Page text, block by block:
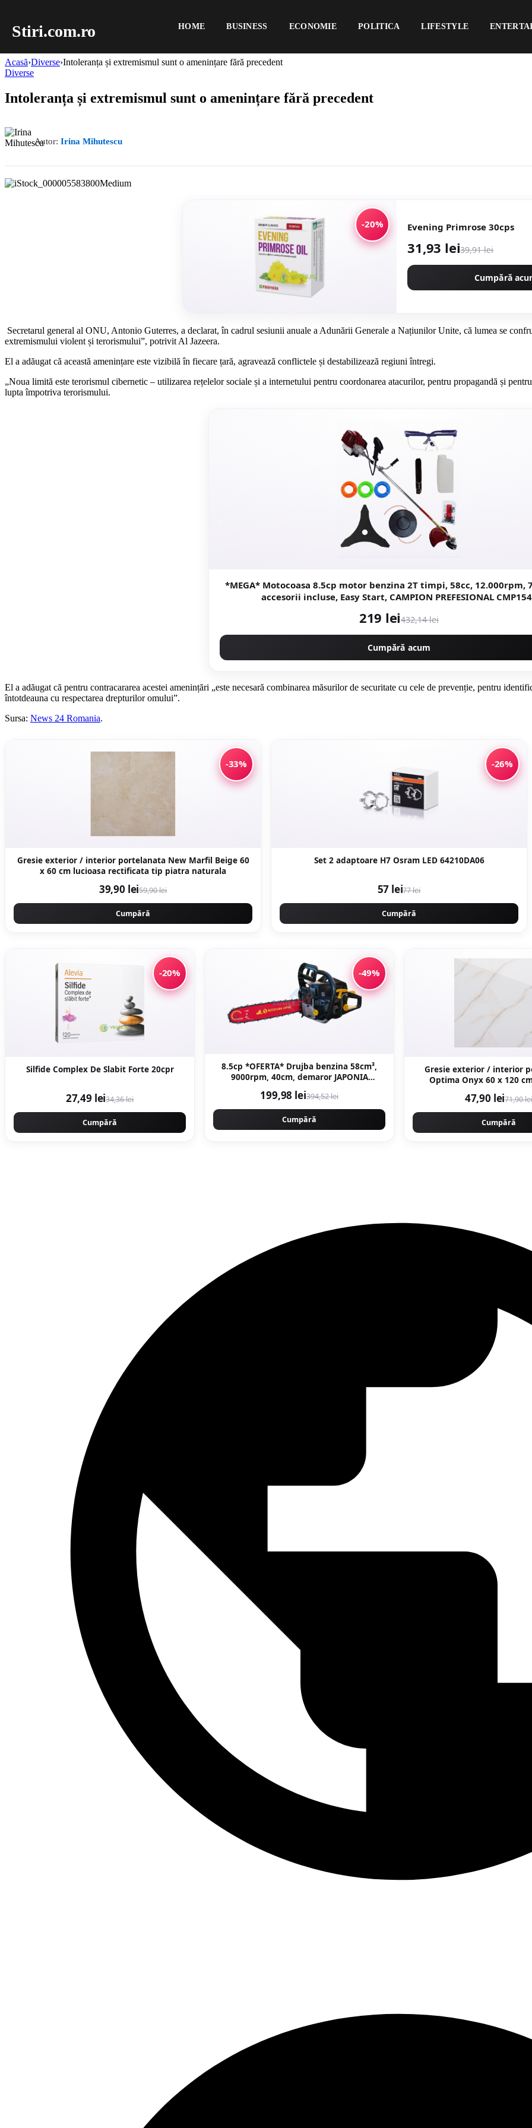
Stiri.com.ro HOME BUSINESS ECONOMIE POLITICA LIFESTYLE
Acasă›Diverse›Intoleranța și extremismul sunt o amenințare fără precedent
Diverse
Intoleranța și extremismul sunt o amenințare fără precedent
Autor: Irina Mihutescu
-20% Evening Primrose 30cps
31,93 lei39,91 lei
Cumpără
Secretarul general al ONU, Antonio Guterres, a declarat, în cadrul sesiunii anuale a Adunării Generale a Națiunilor Unite, că lumea se
extremismului violent și terorismului”, potrivit Al Jazeera.
El a adăugat că această amenințare este vizibilă în fiecare țară, agravează conflictele și destabilizează regiuni întregi.
„Noua limită este terorismul cibernetic – utilizarea rețelelor sociale și a internetului pentru coordonarea atacurilor, pentru propagandă și
lupta împotriva terorismului.
*MEGA* Motocoasa 8.5cp motor benzina 2T timpi, 58cc, 12.000rpm,
accesorii incluse, Easy Start, CAMPION PREFESIONAL
219 lei432,14 lei
Cumpără acum
El a adăugat că pentru contracararea acestei amenințări „este necesară combinarea măsurilor de securitate cu cele de prevenție, pentru
întotdeauna cu respectarea drepturilor omului”.
Sursa: News 24 Romania.
-33%
Gresie exterior / interior portelanata New Marfil Beige 60
x 60 cm lucioasa rectificata tip piatra naturala
39,90 lei59,90 lei
Cumpără
-26%
Set 2 adaptoare H7 Osram LED 64210DA06
57 lei77 lei
Cumpără
-20%
Silfide Complex De Slabit Forte 20cpr
27,49 lei34,36 lei
Cumpără
-49%
8.5cp *OFERTA* Drujba benzina 58cm³,
9000rpm, 40cm, demaror JAPONIA
CMP1625
199,98 lei394,52 lei
Cumpără
Gresie exterior / interior
Optima Onyx 60 x 120 cm lucioasa
47,90 lei71,90
Cumpără